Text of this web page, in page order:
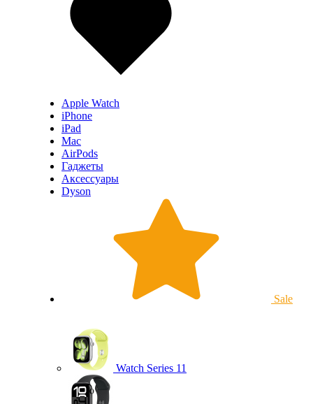
Apple Watch
iPhone
iPad
Mac
AirPods
Гаджеты
Аксессуары
Dyson
Sale
Watch Series 11